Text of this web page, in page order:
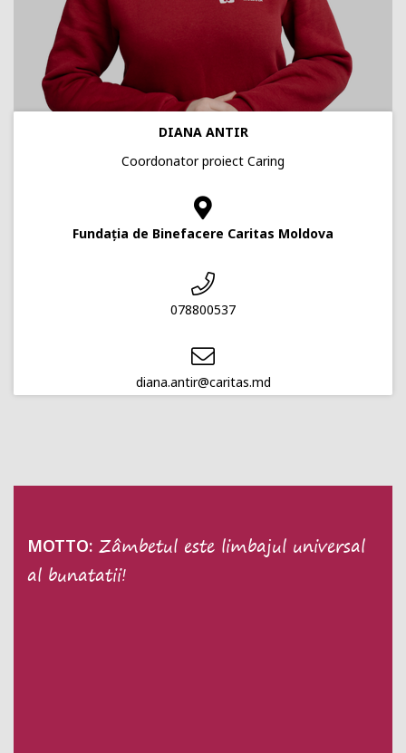
DIANA ANTIR
Coordonator proiect Caring
Fundația de Binefacere Caritas Moldova
078800537
diana.antir@caritas.md
MOTTO: Zâmbetul este limbajul universal
al bunatatii!